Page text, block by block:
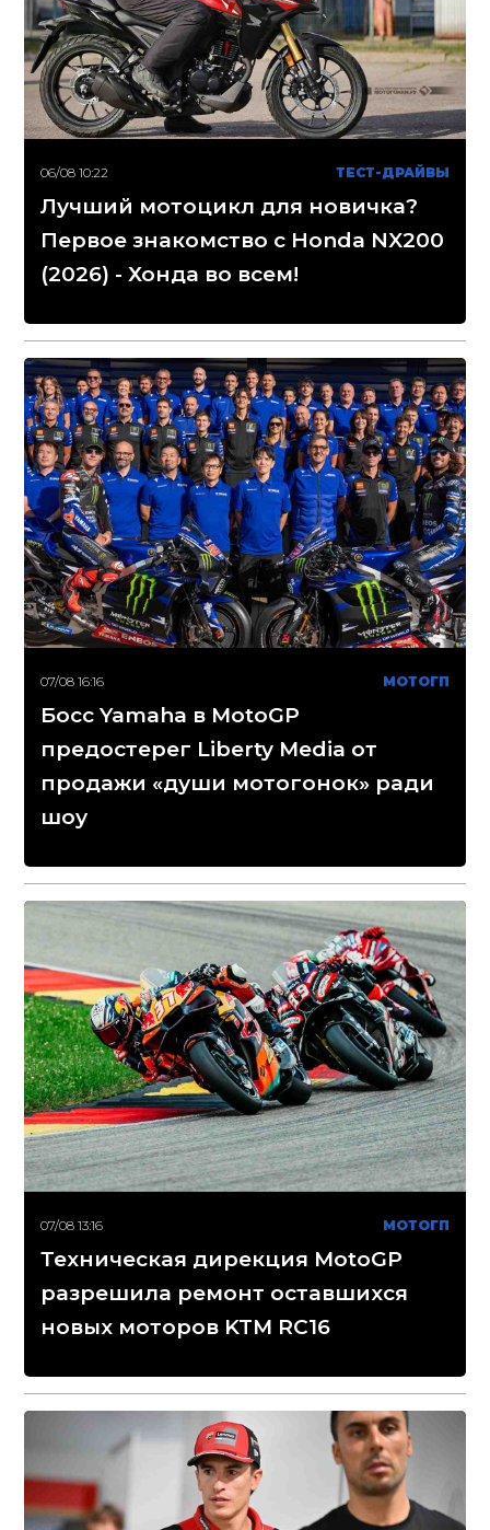
06/08 10:22 ТЕСТ-ДРАЙВЫ
Лучший мотоцикл для новичка?
Первое знакомство с Honda NX200
(2026) - Хонда во всем!
07/08 16:16 МОТОГП
Босс Yamaha в MotoGP
предостерег Liberty Media от
продажи «души мотогонок» ради
шоу
07/08 13:16 МОТОГП
Техническая дирекция MotoGP
разрешила ремонт оставшихся
новых моторов KTM RC16